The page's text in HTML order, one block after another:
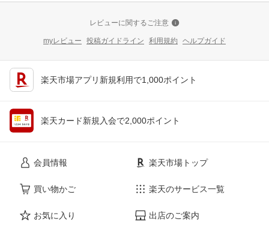
レビューに関するご注意
myレビュー 投稿ガイドライン 利用規約 ヘルプガイド
楽天市場アプリ新規利用で1,000ポイント
楽天カード新規入会で2,000ポイント
会員情報
買い物かご
お気に入り
楽天市場トップ
楽天のサービス一覧
出店のご案内